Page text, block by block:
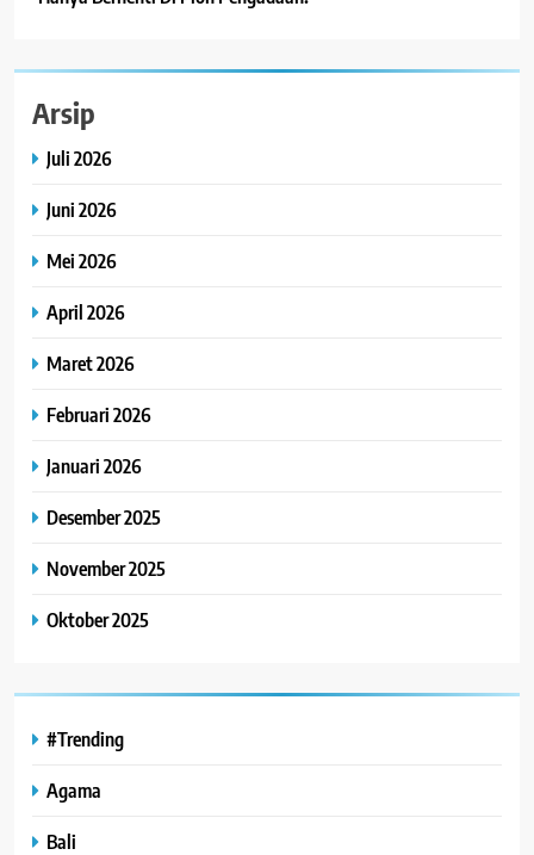
Arsip
Juli 2026
Juni 2026
Mei 2026
April 2026
Maret 2026
Februari 2026
Januari 2026
Desember 2025
November 2025
Oktober 2025
#Trending
Agama
Bali